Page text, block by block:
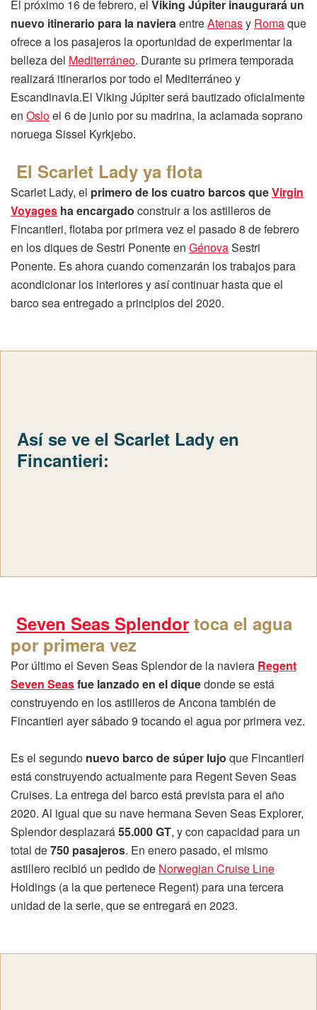
El próximo 16 de febrero, el Viking Júpiter inaugurará un
nuevo itinerario para la navieraentreAtenasy Romaque
ofrece a los pasajeros la oportunidad de experimentar la
belleza del Mediterráneo. Durante su primera temporada
realizará itinerarios por todo el Mediterráneo y
Escandinavia.El Viking Júpiter será bautizado oficialmente
en Osloel 6 de junio por su madrina, la aclamada soprano
noruega Sissel Kyrkjebo.
El Scarlet Lady ya flota
Scarlet Lady, el primero de los cuatro barcos queVirgin
Voyages ha encargado construir a los astilleros de
Fincantieri, flotaba por primera vez el pasado 8 de febrero
en los diques de Sestri Ponente en GénovaSestri
Ponente. Es ahora cuando comenzarán los trabajos para
acondicionar los interiores y así continuar hasta que el
barco sea entregado a principios del 2020.
Así se ve el Scarlet Lady en
Fincantieri:
Seven Seas Splendor toca el agua
por primera vez
Por último el Seven Seas Splendor de la naviera Regent
Seven Seasfue lanzado en el diquedonde se está
construyendo en los astilleros de Ancona también de
Fincantieri ayer sábado 9 tocando el agua por primera vez.
Es el segundo nuevo barco de súper lujo que Fincantieri
está construyendo actualmente para Regent Seven Seas
Cruises. La entrega del barco está prevista para el año
2020. Al igual que su nave hermana Seven Seas Explorer,
Splendor desplazará55.000 GT, y con capacidad para un
total de750 pasajeros. En enero pasado, el mismo
astillero recibió un pedido de Norwegian Cruise Line
Holdings (a la que pertenece Regent) para una tercera
unidad de la serie, que se entregará en 2023.